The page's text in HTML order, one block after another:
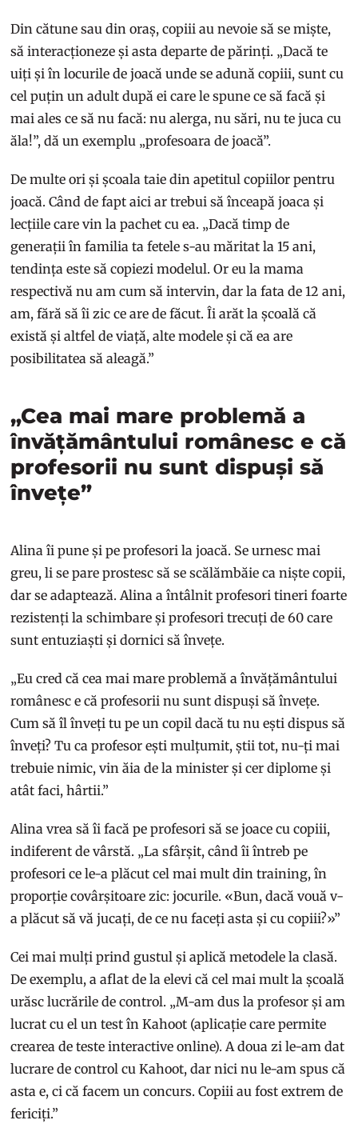
Din cătune sau din oraș, copiii au nevoie să se miște,
să interacționeze și asta departe de părinți. „Dacă te
uiți și în locurile de joacă unde se adună copiii, sunt cu
cel puțin un adult după ei care le spune ce să facă și
mai ales ce să nu facă: nu alerga, nu sări, nu te juca cu
ăla!”, dă un exemplu „profesoara de joacă”.
De multe ori și școala taie din apetitul copiilor pentru
joacă. Când de fapt aici ar trebui să înceapă joaca și
lecțiile care vin la pachet cu ea. „Dacă timp de
generații în familia ta fetele s-au măritat la 15 ani,
tendința este să copiezi modelul. Or eu la mama
respectivă nu am cum să intervin, dar la fata de 12 ani,
am, fără să îi zic ce are de făcut. Îi arăt la școală că
există și altfel de viață, alte modele și că ea are
posibilitatea să aleagă.”
„Cea mai mare problemă a
învățământului românesc e că
profesorii nu sunt dispuși să
învețe”
Alina îi pune și pe profesori la joacă. Se urnesc mai
greu, li se pare prostesc să se scălămbăie ca niște copii,
dar se adaptează. Alina a întâlnit profesori tineri foarte
rezistenți la schimbare și profesori trecuți de 60 care
sunt entuziaști și dornici să învețe.
„Eu cred că cea mai mare problemă a învățământului
românesc e că profesorii nu sunt dispuși să învețe.
Cum să îl înveți tu pe un copil dacă tu nu ești dispus să
înveți? Tu ca profesor ești mulțumit, știi tot, nu-ți mai
trebuie nimic, vin ăia de la minister și cer diplome și
atât faci, hârtii.”
Alina vrea să îi facă pe profesori să se joace cu copiii,
indiferent de vârstă. „La sfârșit, când îi întreb pe
profesori ce le-a plăcut cel mai mult din training, în
proporție covârșitoare zic: jocurile. «Bun, dacă vouă v-
a plăcut să vă jucați, de ce nu faceți asta și cu copiii?»”
Cei mai mulți prind gustul și aplică metodele la clasă.
De exemplu, a aflat de la elevi că cel mai mult la școală
urăsc lucrările de control. „M-am dus la profesor și am
lucrat cu el un test în Kahoot (aplicație care permite
crearea de teste interactive online). A doua zi le-am dat
lucrare de control cu Kahoot, dar nici nu le-am spus că
asta e, ci că facem un concurs. Copiii au fost extrem de
fericiți.”